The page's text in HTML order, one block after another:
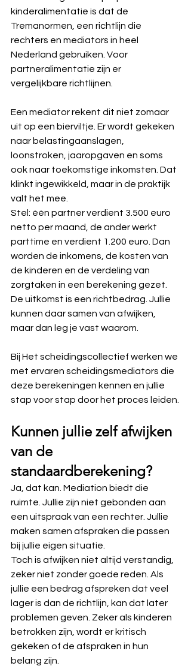
kinderalimentatie is dat de
Tremanormen, een richtlijn die
rechters en mediators in heel
Nederland gebruiken. Voor
partneralimentatie zijn er
vergelijkbare richtlijnen.
Een mediator rekent dit niet zomaar
uit op een bierviltje. Er wordt gekeken
naar belastingaanslagen,
loonstroken, jaaropgaven en soms
ook naar toekomstige inkomsten. Dat
klinkt ingewikkeld, maar in de praktijk
valt het mee.
Stel: één partner verdient 3.500 euro
netto per maand, de ander werkt
parttime en verdient 1.200 euro. Dan
worden de inkomens, de kosten van
de kinderen en de verdeling van
zorgtaken in een berekening gezet.
De uitkomst is een richtbedrag. Jullie
kunnen daar samen van afwijken,
maar dan leg je vast waarom.
Bij Het scheidingscollectief werken we
met ervaren scheidingsmediators die
deze berekeningen kennen en jullie
stap voor stap door het proces leiden.
Kunnen jullie zelf afwijken
van de
standaardberekening?
Ja, dat kan. Mediation biedt die
ruimte. Jullie zijn niet gebonden aan
een uitspraak van een rechter. Jullie
maken samen afspraken die passen
bij jullie eigen situatie.
Toch is afwijken niet altijd verstandig,
zeker niet zonder goede reden. Als
jullie een bedrag afspreken dat veel
lager is dan de richtlijn, kan dat later
problemen geven. Zeker als kinderen
betrokken zijn, wordt er kritisch
gekeken of de afspraken in hun
belang zijn.